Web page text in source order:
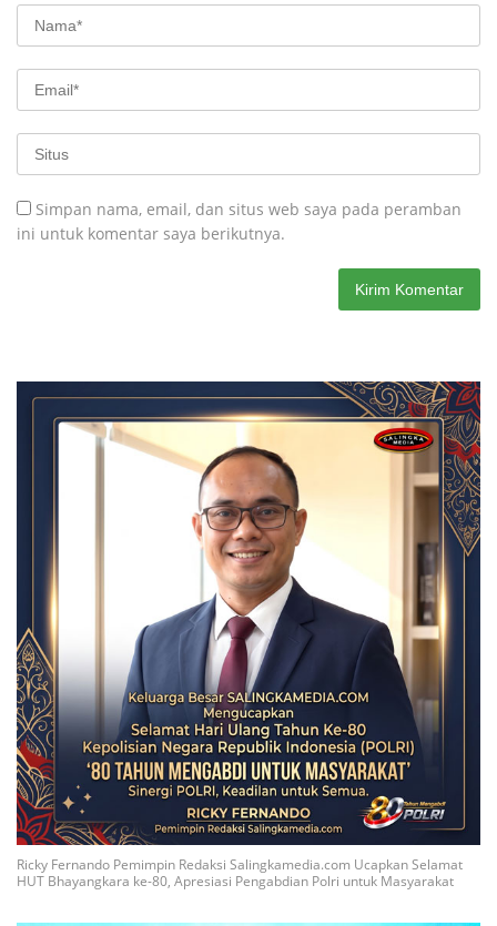
Simpan nama, email, dan situs web saya pada peramban
ini untuk komentar saya berikutnya.
Ricky Fernando Pemimpin Redaksi Salingkamedia.com Ucapkan Selamat
HUT Bhayangkara ke-80, Apresiasi Pengabdian Polri untuk Masyarakat